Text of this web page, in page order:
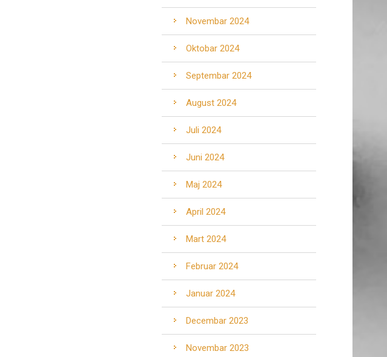
Novembar 2024
Oktobar 2024
Septembar 2024
August 2024
Juli 2024
Juni 2024
Maj 2024
April 2024
Mart 2024
Februar 2024
Januar 2024
Decembar 2023
Novembar 2023